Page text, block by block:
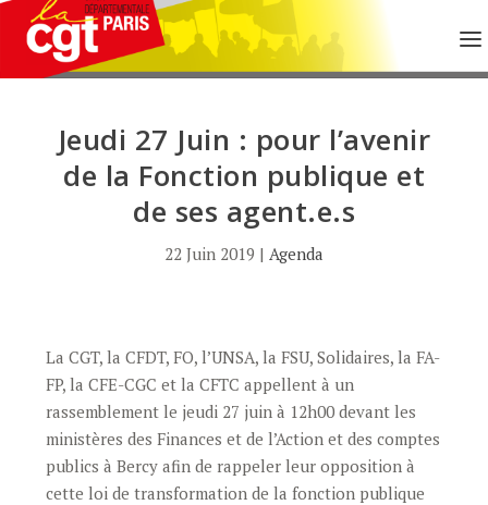
Jeudi 27 Juin : pour l’avenir
de la Fonction publique et
de ses agent.e.s
22 Juin 2019 | Agenda
La CGT, la CFDT, FO, l’UNSA, la FSU, Solidaires, la FA-
FP, la CFE-CGC et la CFTC appellent à un
rassemblement le jeudi 27 juin à 12h00 devant les
ministères des Finances et de l’Action et des comptes
publics à Bercy afin de rappeler leur opposition à
cette loi de transformation de la fonction publique